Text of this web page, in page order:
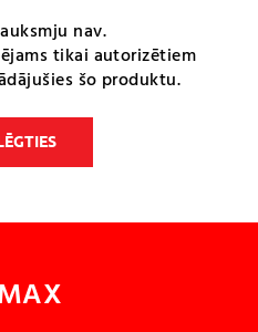
nav.
tikai autorizētiem
šo produktu.